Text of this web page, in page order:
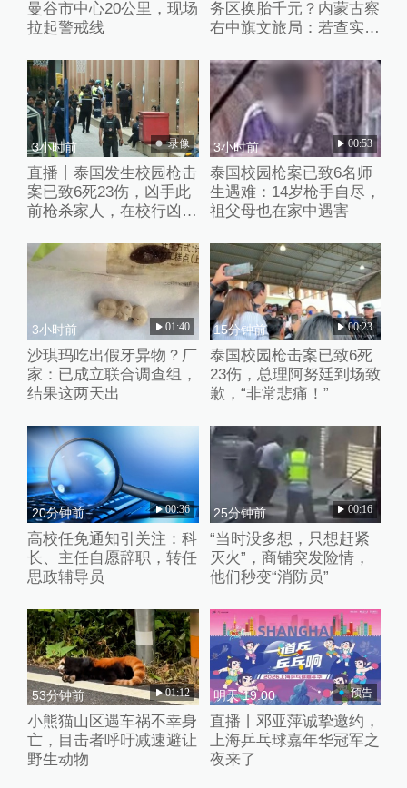
曼谷市中心20公里，现场
拉起警戒线
务区换胎千元？内蒙古察
右中旗文旅局：若查实人
3小时前 录像
直播丨泰国发生校园枪击
案已致6死23伤，凶手此
前枪杀家人，在校行凶后
3小时前 00:53
泰国校园枪案已致6名师
生遇难：14岁枪手自尽，
祖父母也在家中遇害
3小时前 01:40
沙琪玛吃出假牙异物？厂
家：已成立联合调查组，
结果这两天出
15分钟前 00:23
泰国校园枪击案已致6死
23伤，总理阿努廷到场致
歉，“非常悲痛！”
20分钟前 00:36
高校任免通知引关注：科
长、主任自愿辞职，转任
思政辅导员
25分钟前 00:16
“当时没多想，只想赶紧
灭火”，商铺突发险情，
他们秒变“消防员”
53分钟前 01:12
小熊猫山区遇车祸不幸身
亡，目击者呼吁减速避让
野生动物
明天 19:00 预告
直播丨邓亚萍诚挚邀约，
上海乒乓球嘉年华冠军之
夜来了